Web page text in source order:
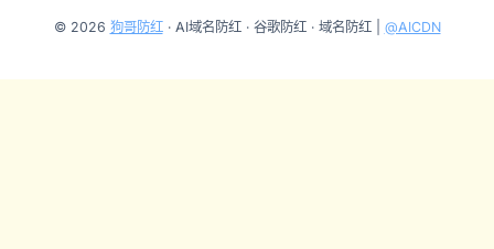
© 2026 狗哥防红· AI域名防红 · 谷歌防红 · 域名防红 | @AICDN